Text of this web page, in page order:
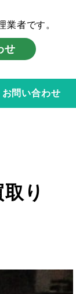
業者です。
せ
お問い合わせ
取り